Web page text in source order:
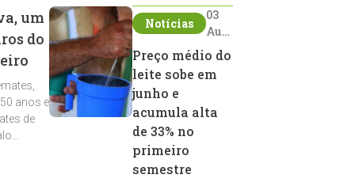
um
do
anos e
de
Sumário de Touros,
debates, podcast,
reprodutores e
homenagens
integram a
programação da
entidade durante a
ExpoGenética 2026
Notícias
03
Aug
2026
Preço médio do
leite sobe em
junho e
acumula alta
de 33% no
primeiro
semestre